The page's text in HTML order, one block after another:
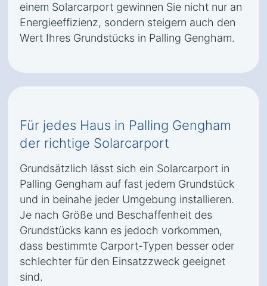
einem Solarcarport gewinnen Sie nicht nur an
Energieeffizienz, sondern steigern auch den
Wert Ihres Grundstücks in Palling Gengham.
Für jedes Haus in Palling Gengham
der richtige Solarcarport
Grundsätzlich lässt sich ein Solarcarport in
Palling Gengham auf fast jedem Grundstück
und in beinahe jeder Umgebung installieren.
Je nach Größe und Beschaffenheit des
Grundstücks kann es jedoch vorkommen,
dass bestimmte Carport-Typen besser oder
schlechter für den Einsatzzweck geeignet
sind.